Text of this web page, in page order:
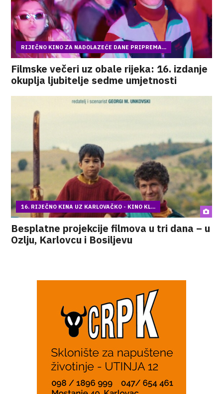
RIJEČNO KINO ZA NADOLAZEĆE DANE PRIPREMA...
Filmske večeri uz obale rijeka: 16. izdanje
okuplja ljubitelje sedme umjetnosti
16. RIJEČNO KINA UZ KARLOVAČKO - KINO KL...
Besplatne projekcije filmova u tri dana – u
Ozlju, Karlovcu i Bosiljevu